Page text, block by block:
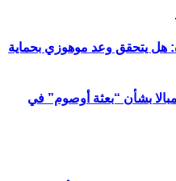
بشأن “بعثة أوصوم” في
هل يتحقق وعد موهوزي بحماية